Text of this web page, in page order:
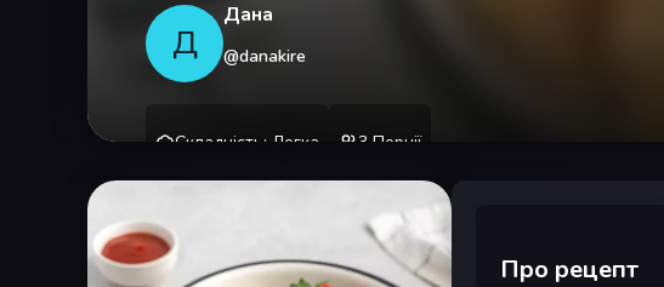
Д
Дана
@danakire
Складність : Легка 3 Порції
Про рецепт